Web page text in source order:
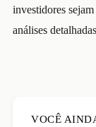
investidores
análises
VOCÊ